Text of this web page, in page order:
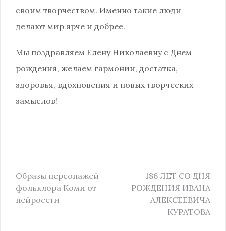
своим творчеством. Именно такие люди
делают мир ярче и добрее.
Мы поздравляем Елену Николаевну с Днем
рождения, желаем гармонии, достатка,
здоровья, вдохновения и новых творческих
замыслов!
Образы персонажей
фольклора Коми от
нейросети
186 ЛЕТ СО ДНЯ
РОЖДЕНИЯ ИВАНА
АЛЕКСЕЕВИЧА
КУРАТОВА